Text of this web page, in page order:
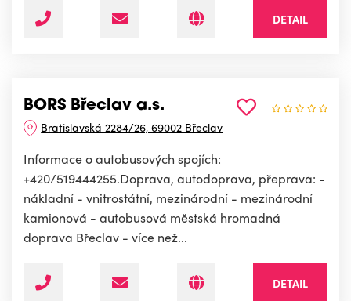
DETAIL
BORS Břeclav a.s.
Bratislavská 2284/26, 69002 Břeclav
Informace o autobusových spojích:
+420/519444255.Doprava, autodoprava, přeprava: -
nákladní - vnitrostátní, mezinárodní - mezinárodní
kamionová - autobusová městská hromadná
doprava Břeclav - více než...
DETAIL